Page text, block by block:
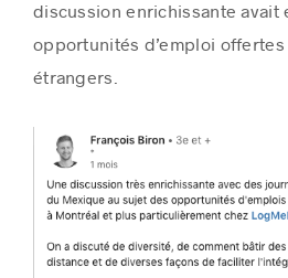
discussion enrichissante avait
opportunités d’emploi
étrangers.